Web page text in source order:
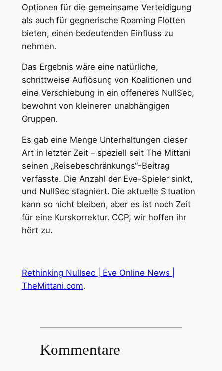
Optionen für die gemeinsame Verteidigung
als auch für gegnerische Roaming Flotten
bieten, einen bedeutenden Einfluss zu
nehmen.
Das Ergebnis wäre eine natürliche,
schrittweise Auflösung von Koalitionen und
eine Verschiebung in ein offeneres NullSec,
bewohnt von kleineren unabhängigen
Gruppen.
Es gab eine Menge Unterhaltungen dieser
Art in letzter Zeit – speziell seit The Mittani
seinen „Reisebeschränkungs“-Beitrag
verfasste. Die Anzahl der Eve-Spieler sinkt,
und NullSec stagniert. Die aktuelle Situation
kann so nicht bleiben, aber es ist noch Zeit
für eine Kurskorrektur. CCP, wir hoffen ihr
hört zu.
Rethinking Nullsec | Eve Online News |
TheMittani.com.
Kommentare